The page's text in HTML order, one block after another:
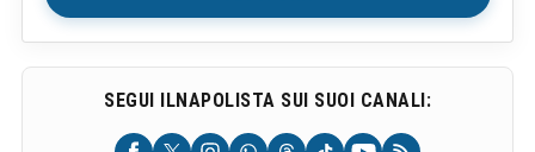
SEGUI ILNAPOLISTA SUI SUOI CANALI: